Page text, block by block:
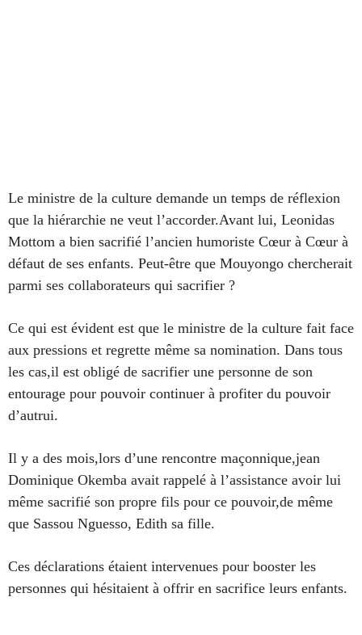
Le ministre de la culture demande un temps de réflexion
que la hiérarchie ne veut l’accorder.Avant lui, Leonidas
Mottom a bien sacrifié l’ancien humoriste Cœur à Cœur à
défaut de ses enfants. Peut-être que Mouyongo chercherait
parmi ses collaborateurs qui sacrifier ?
Ce qui est évident est que le ministre de la culture fait face
aux pressions et regrette même sa nomination. Dans tous
les cas,il est obligé de sacrifier une personne de son
entourage pour pouvoir continuer à profiter du pouvoir
d’autrui.
Il y a des mois,lors d’une rencontre maçonnique,jean
Dominique Okemba avait rappelé à l’assistance avoir lui
même sacrifié son propre fils pour ce pouvoir,de même
que Sassou Nguesso, Edith sa fille.
Ces déclarations étaient intervenues pour booster les
personnes qui hésitaient à offrir en sacrifice leurs enfants.